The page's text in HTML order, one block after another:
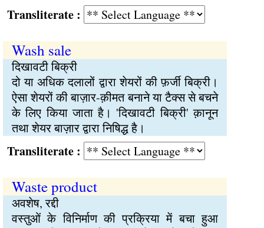
:
Wash sale
दिखावटी बिक्री
दो या अधिक दलालों द्वारा शेयरों की फ़र्जी बिक्री।
ऐसा शेयरों की बाज़ार-क़ीमत बनाने या टैक्स से बचने
के लिए किया जाता है। 'दिखावटी बिक्री' क़ानून
तथा शेयर बाज़ार द्वारा निषिद्ध है।
:
Waste product
अवशेष, रद्दी
वस्तुओं के विनिर्माण की प्रक्रिया में बचा हुआ